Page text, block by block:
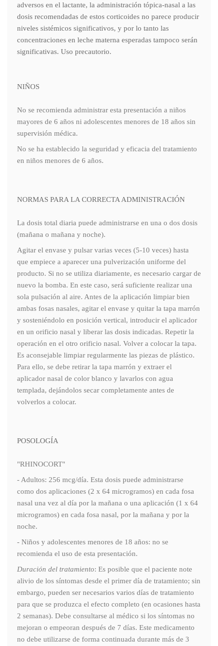
adversos en el lactante, la administración tópica-nasal a las
dosis recomendadas de estos corticoides no parece producir
niveles sistémicos significativos, y por lo tanto las
concentraciones en leche materna esperadas tampoco serán
significativas. Uso precautorio.
NIÑOS
No se recomienda administrar esta presentación a niños
mayores de 6 años ni adolescentes menores de 18 años sin
supervisión médica.
No se ha establecido la seguridad y eficacia del tratamiento
en niños menores de 6 años.
NORMAS PARA LA CORRECTA ADMINISTRACIÓN
La dosis total diaria puede administrarse en una o dos dosis
(mañana o mañana y noche).
Agitar el envase y pulsar varias veces (5-10 veces) hasta
que empiece a aparecer una pulverización uniforme del
producto. Si no se utiliza diariamente, es necesario cargar de
nuevo la bomba. En este caso, será suficiente realizar una
sola pulsación al aire. Antes de la aplicación limpiar bien
ambas fosas nasales, agitar el envase y quitar la tapa marrón
y sosteniéndolo en posición vertical, introducir el aplicador
en un orificio nasal y liberar las dosis indicadas. Repetir la
operación en el otro orificio nasal. Volver a colocar la tapa.
Es aconsejable limpiar regularmente las piezas de plástico.
Para ello, se debe retirar la tapa marrón y extraer el
aplicador nasal de color blanco y lavarlos con agua
templada, dejándolos secar completamente antes de
volverlos a colocar.
POSOLOGÍA
"RHINOCORT"
- Adultos: 256 mcg/día. Esta dosis puede administrarse
como dos aplicaciones (2 x 64 microgramos) en cada fosa
nasal una vez al día por la mañana o una aplicación (1 x 64
microgramos) en cada fosa nasal, por la mañana y por la
noche.
- Niños y adolescentes menores de 18 años: no se
recomienda el uso de esta presentación.
Duración del tratamiento: Es posible que el paciente note
alivio de los síntomas desde el primer día de tratamiento; sin
embargo, pueden ser necesarios varios días de tratamiento
para que se produzca el efecto completo (en ocasiones hasta
2 semanas). Debe consultarse al médico si los síntomas no
mejoran o empeoran después de 7 días. Este medicamento
no debe utilizarse de forma continuada durante más de 3